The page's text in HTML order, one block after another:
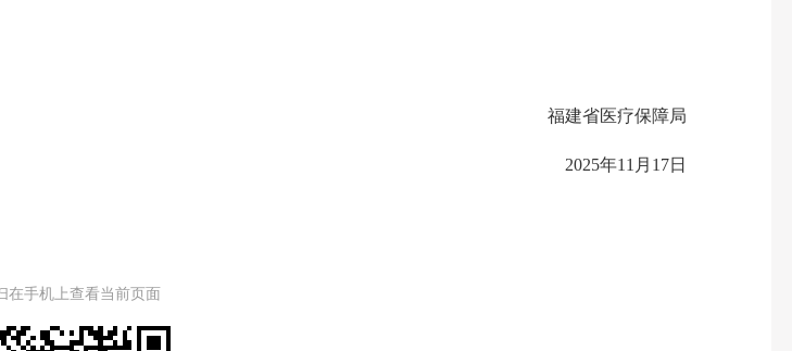
福建省医疗保障局
2025年11月17日
在手机上查看当前页面